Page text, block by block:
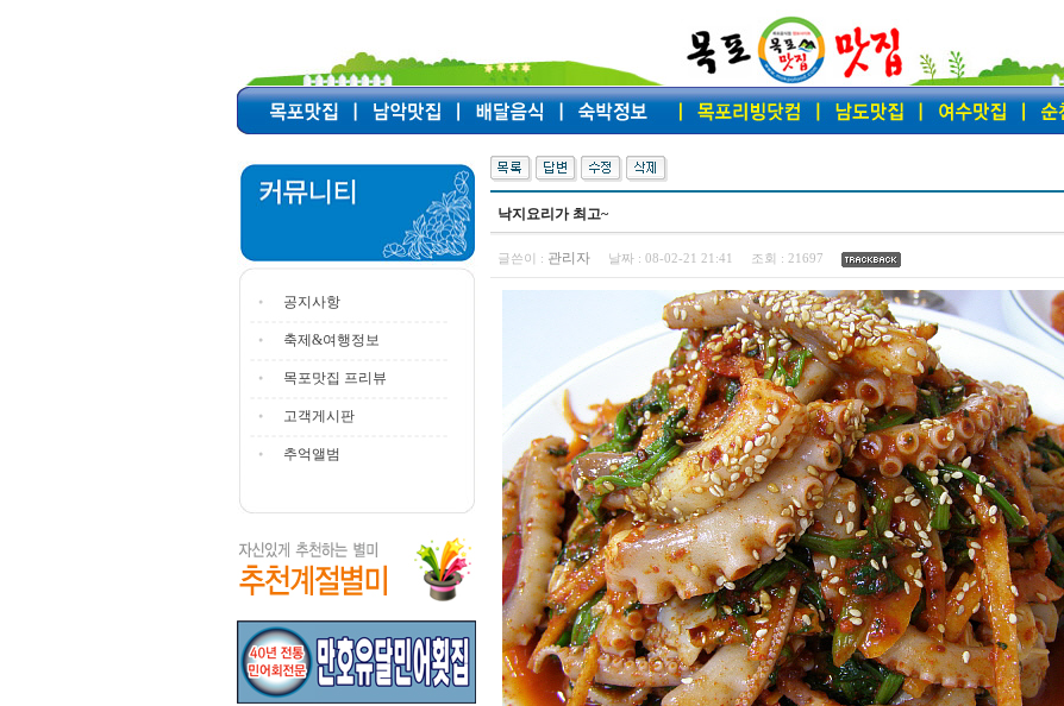
공지사항
축제&여행정보
목포맛집 프리뷰
고객게시판
추억앨범
낙지요리가 최고~
글쓴이 : 관리자 날짜 : 08-02-21 21:41 조회 : 21697